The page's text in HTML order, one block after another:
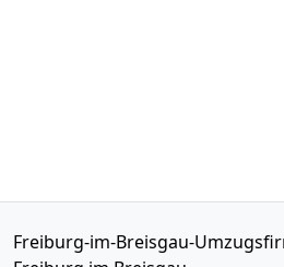
Freiburg-im-Breisgau-